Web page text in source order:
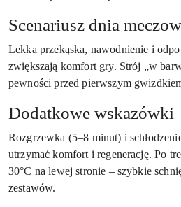
Scenariusz dnia
Lekka przekąska, nawodnienie i
zwiększają komfort gry. Strój „w
pewności przed pierwszym
Dodatkowe wskazówki
Rozgrzewka (5–8 minut) i
utrzymać komfort i regenerację. Po
30°C na lewej stronie – szybkie
zestawów.